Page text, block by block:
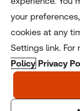
Coronavirus
LGBT+
Climate
your
cookies at any
Settings link. For
Policy Privacy